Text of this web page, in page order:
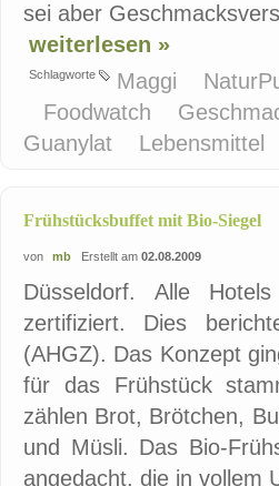
sei aber
weiterlesen »
Schlagworte Maggi
Foodwatch
Guanylat
Lebensmittel
Frühstücksbuffet mit Bio-Siegel
von mb Erstellt am 02.08.2009
Düsseldorf. Alle
zertifiziert. Dies
(AHGZ). Das Konzept
für das Frühstück
zählen Brot, Brötchen,
und Müsli. Das Bio-
angedacht, die in vollem